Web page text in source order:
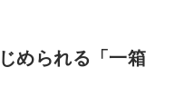
められる「一箱